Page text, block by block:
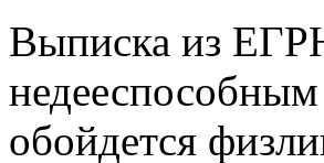
Выписка из
обойдется